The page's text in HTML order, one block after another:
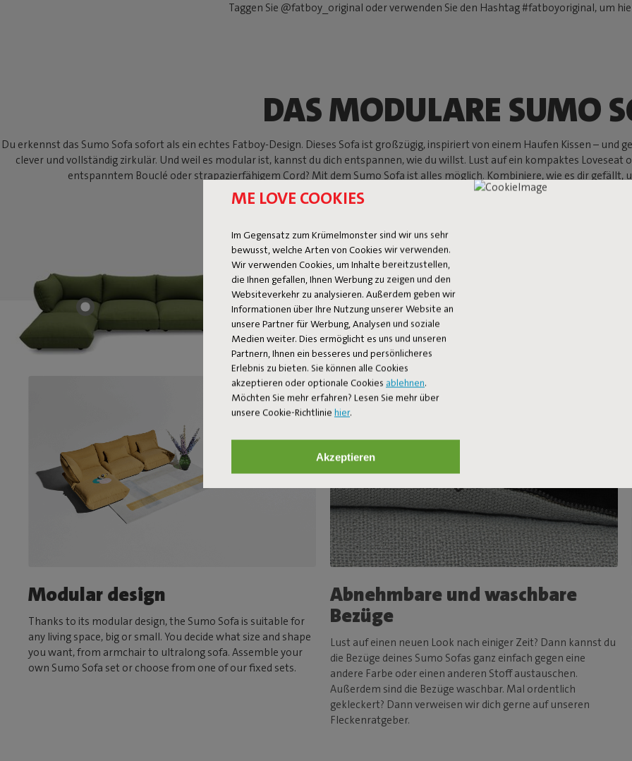
ME LOVE COOKIES
Im Gegensatz zum Krümelmonster sind wir uns sehr
bewusst, welche Arten von Cookies wir verwenden.
Wir verwenden Cookies, um Inhalte bereitzustellen,
die Ihnen gefallen, Ihnen Werbung zu zeigen und den
Websiteverkehr zu analysieren. Außerdem geben wir
Informationen über Ihre Nutzung unserer Website an
unsere Partner für Werbung, Analysen und soziale
Medien weiter. Dies ermöglicht es uns und unseren
Partnern, Ihnen ein besseres und persönlicheres
Erlebnis zu bieten. Sie können alle Cookies
akzeptieren oder optionale Cookies ablehnen.
Möchten Sie mehr erfahren? Lesen Sie mehr über
unsere Cookie-Richtlinie hier.
Akzeptieren
Taggen Sie @fatboy_original oder verwenden Sie den Hashtag #fatboyoriginal, um
DAS MODULARE SUMO
Du erkennst das Sumo Sofa sofort als ein echtes Fatboy-Design. Dieses Sofa ist großzügig, inspiriert von einem Haufen Kissen – und
clever und vollständig zirkulär. Und weil es modular ist, kannst du dich entspannen, wie du willst. Lust auf ein kompaktes
entspanntem Bouclé oder strapazierfähigem Cord? Mit dem Sumo Sofa ist alles möglich. Kombiniere, wie es dir gefällt,
Modular design
Thanks to its modular design, the Sumo Sofa is suitable for
any living space, big or small. You decide what size and shape
you want, from armchair to ultralong sofa. Assemble your
own Sumo Sofa set or choose from one of our fixed sets.
Abnehmbare und waschbare
Bezüge
Lust auf einen neuen Look nach einiger Zeit? Dann kannst du
die Bezüge deines Sumo Sofas ganz einfach gegen eine
andere Farbe oder einen anderen Stoff austauschen.
Außerdem sind die Bezüge waschbar. Mal ordentlich
gekleckert? Dann verweisen wir dich gerne auf unseren
Fleckenratgeber.